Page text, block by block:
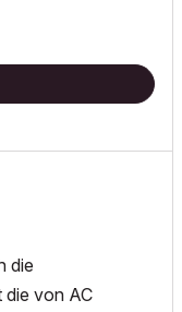
die
die von AC